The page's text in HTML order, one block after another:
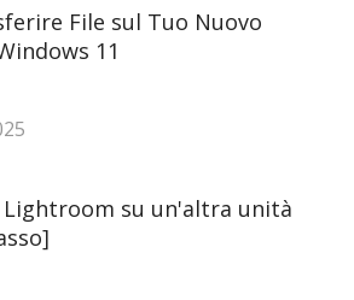
File sul Tuo Nuovo
11
Lightroom su un'altra unità